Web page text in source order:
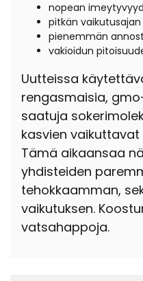
nopean
pitkän vaikutusajan
pienemmän
vakioidun
Uutteissa
rengasmaisia,
saatuja
kasvien
Tämä aikaansaa
yhdisteiden
tehokkaamman,
vaikutuksen.
vatsahappoja.